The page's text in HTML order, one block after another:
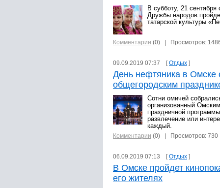
В субботу, 21
Дружбы народов
татарской культуры
Комментарии (0) | Просмотров:
09.09.2019 07:37 [Отдых ]
День нефтяника в
общегородским
Сотни омичей
организованный
праздничной
развлечение или
каждый.
Комментарии (0) | Просмотров: 730
06.09.2019 07:13 [Отдых ]
В Омске пройдет
его жителях